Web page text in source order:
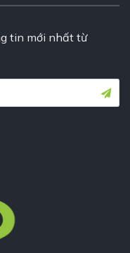
tin mới nhất từ